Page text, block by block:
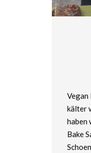
Vegan
kälter
haben
Bake